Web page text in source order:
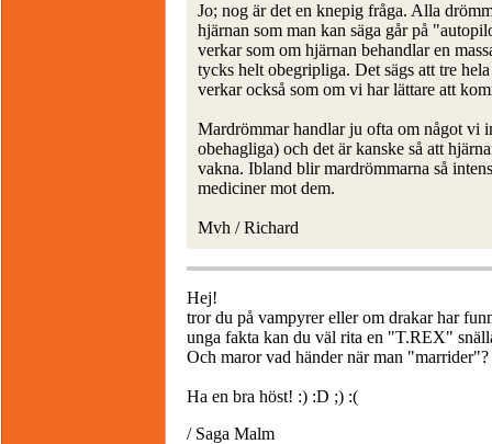
Jo; nog är det en knepig fråga. Alla
hjärnan som man kan säga går på
verkar som om hjärnan behandlar en
tycks helt obegripliga. Det sägs att tre
verkar också som om vi har lättare att
Mardrömmar handlar ju ofta om något vi
obehagliga) och det är kanske så att
vakna. Ibland blir mardrömmarna så
mediciner mot dem.
Mvh / Richard
Hej!
tror du på vampyrer eller om drakar har
unga fakta kan du väl rita en "T.REX"
Och maror vad händer när man "marrider"?
Ha en bra höst! :) :D ;) :(
/ Saga Malm